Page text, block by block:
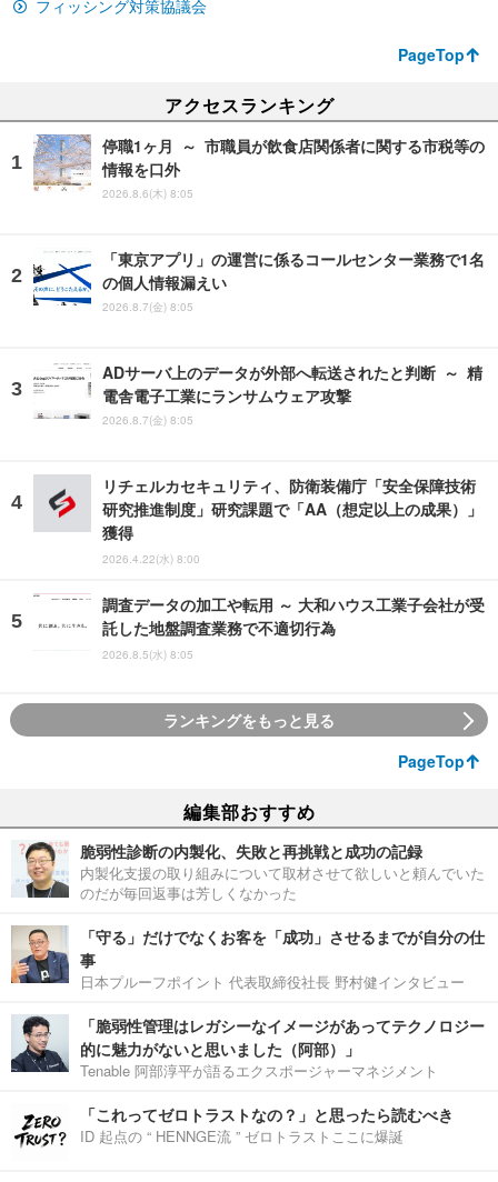
フィッシング対策協議会
PageTop
アクセスランキング
停職1ヶ月 ～ 市職員が飲食店関係者に関する市税等の
情報を口外
2026.8.6(木) 8:05
「東京アプリ」の運営に係るコールセンター業務で1名
の個人情報漏えい
2026.8.7(金) 8:05
ADサーバ上のデータが外部へ転送されたと判断 ～ 精
電舎電子工業にランサムウェア攻撃
2026.8.7(金) 8:05
リチェルカセキュリティ、防衛装備庁「安全保障技術
研究推進制度」研究課題で「AA（想定以上の成果）」
獲得
2026.4.22(水) 8:00
調査データの加工や転用 ～ 大和ハウス工業子会社が受
託した地盤調査業務で不適切行為
2026.8.5(水) 8:05
ランキングをもっと見る
PageTop
編集部おすすめ
脆弱性診断の内製化、失敗と再挑戦と成功の記録
内製化支援の取り組みについて取材させて欲しいと頼んでいた
のだが毎回返事は芳しくなかった
「守る」だけでなくお客を「成功」させるまでが自分の仕
事
日本プルーフポイント 代表取締役社長 野村健インタビュー
「脆弱性管理はレガシーなイメージがあってテクノロジー
的に魅力がないと思いました（阿部）」
Tenable 阿部淳平が語るエクスポージャーマネジメント
「これってゼロトラストなの？」と思ったら読むべき
ID 起点の “ HENNGE流 ” ゼロトラストここに爆誕